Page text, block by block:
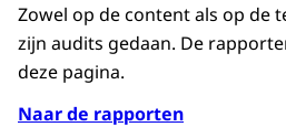
Zowel op de content als op de
zijn audits gedaan. De
deze pagina.
Naar de rapporten